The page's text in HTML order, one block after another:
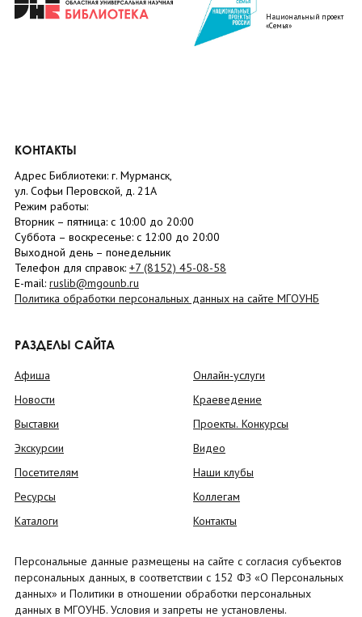
Национальный проект
«Семья»
КОНТАКТЫ
Адрес Библиотеки: г. Мурманск,
ул. Софьи Перовской, д. 21А
Режим работы:
Вторник – пятница: с 10:00 до 20:00
Суббота – воскресенье: c 12:00 до 20:00
Выходной день – понедельник
Телефон для справок: +7 (8152) 45-08-58
E-mail: ruslib@mgounb.ru
Политика обработки персональных данных на сайте МГОУНБ
РАЗДЕЛЫ САЙТА
Афиша
Новости
Выставки
Экскурсии
Посетителям
Ресурсы
Каталоги
Онлайн-услуги
Краеведение
Проекты. Конкурсы
Видео
Наши клубы
Коллегам
Контакты
Персональные данные размещены на сайте с согласия субъектов
персональных данных, в соответствии с 152 ФЗ «О Персональных
данных» и Политики в отношении обработки персональных
данных в МГОУНБ. Условия и запреты не установлены.